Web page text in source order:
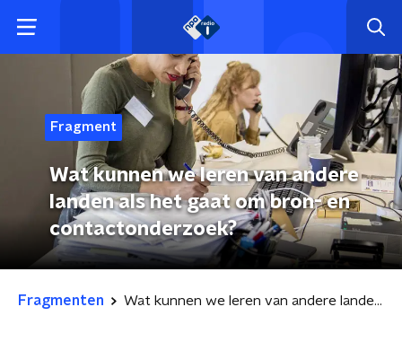
Fragment
Wat kunnen we leren van andere
landen als het gaat om bron- en
contactonderzoek?
Fragmenten Wat kunnen we leren van andere landen als het gaat om bron- en contactonderzoek?